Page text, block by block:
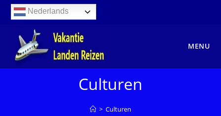
naar
Nederlands
MENU
Culturen
> Culturen